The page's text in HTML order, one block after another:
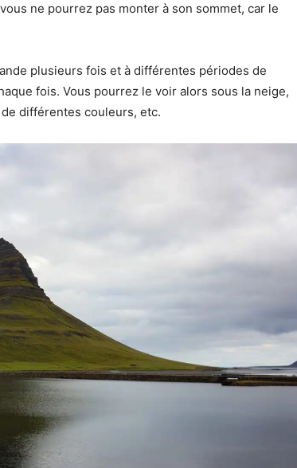
ne pourrez pas monter à son sommet, car le
plusieurs fois et à différentes périodes de
fois. Vous pourrez le voir alors sous la neige,
différentes couleurs, etc.